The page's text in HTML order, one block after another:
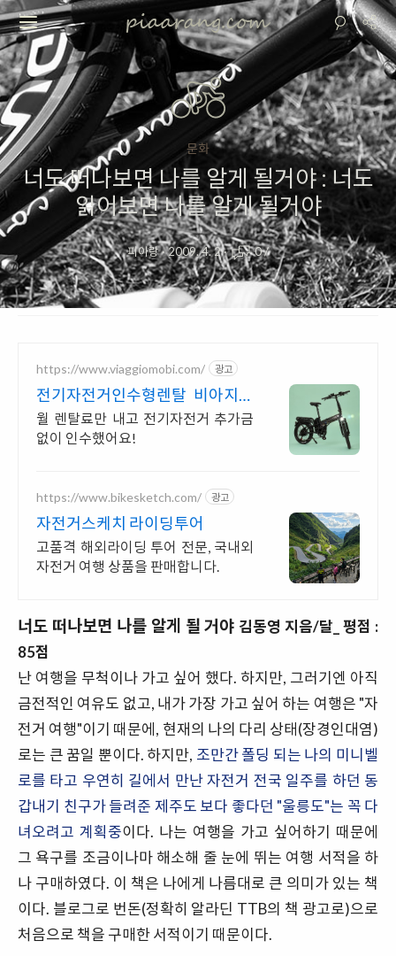
문화
너도 떠나보면 나를 알게 될거야 : 너도
읽어보면 나를 알게 될거야
피아랑·2009. 4. 2· 0/
https://www.viaggiomobi.com/ 광고
전기자전거인수형렌탈 비아지오
인수형 렌탈,완납시 내자전거
월 렌탈료만 내고 전기자전거 추가금
없이 인수했어요!
https://www.bikesketch.com/ 광고
자전거스케치 라이딩투어
고품격 해외라이딩 투어 전문, 국내외
자전거 여행 상품을 판매합니다.
너도 떠나보면 나를 알게 될 거야 김동영 지음/달_ 평점 :
85점
난 여행을 무척이나 가고 싶어 했다. 하지만, 그러기엔 아직
금전적인 여유도 없고, 내가 가장 가고 싶어 하는 여행은 "자
전거 여행"이기 때문에, 현재의 나의 다리 상태(장경인대염)
로는 큰 꿈일 뿐이다. 하지만, 조만간 폴딩 되는 나의 미니벨
로를 타고 우연히 길에서 만난 자전거 전국 일주를 하던 동
갑내기 친구가 들려준 제주도 보다 좋다던 "울릉도"는 꼭 다
녀오려고 계획중이다. 나는 여행을 가고 싶어하기 때문에
그 욕구를 조금이나마 해소해 줄 눈에 뛰는 여행 서적을 하
나 구매하였다. 이 책은 나에게 나름대로 큰 의미가 있는 책
이다. 블로그로 번돈(정확히 알라딘 TTB의 책 광고로)으로
처음으로 책을 구매한 서적이기 때문이다.